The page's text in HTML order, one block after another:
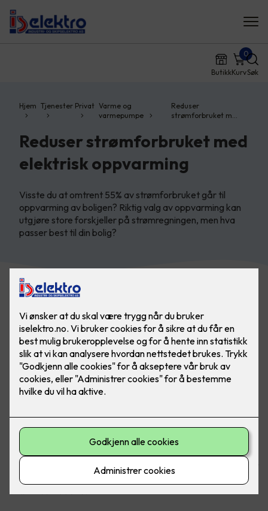
ButikkKurv
0
Søk
Hjem Tjenester Privat Varme og
varmepumpe
Reduser
strømforbruket m…
Reduser strømforbruket med
elektrisk oppvarming
Visste du at omtrent 55% av strømforbruket går til
oppvarming av boligen? Riktig valg av oppvarming kan
utgjøre store forskjeller på strømregningen, men hva
passer best til din bolig?
Oppvarming av boligen tar helt klart mest strøm, da er det
godt at det finnes gode løsninger for å senke